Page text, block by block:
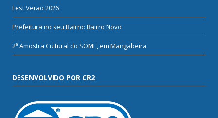
Fest Verão 2026
Prefeitura no seu Bairro: Bairro Novo
2ª Amostra Cultural do SOME, em Mangabeira
DESENVOLVIDO POR CR2